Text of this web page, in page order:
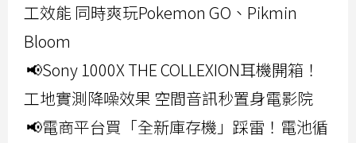
工效能 同時爽玩Pokemon GO、Pikmin
Bloom
📢Sony 1000X THE COLLEXION耳機開箱！
工地實測降噪效果 空間音訊秒置身電影院
📢電商平台買「全新庫存機」踩雷！電池循